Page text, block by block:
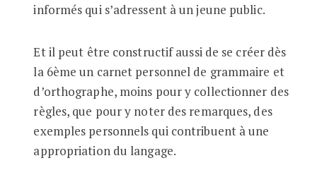
informés qui s’adressent à un jeune public.
Et il peut être constructif aussi de se créer dès
la 6ème un carnet personnel de grammaire et
d’orthographe, moins pour y collectionner des
règles, que pour y noter des remarques, des
exemples personnels qui contribuent à une
appropriation du langage.